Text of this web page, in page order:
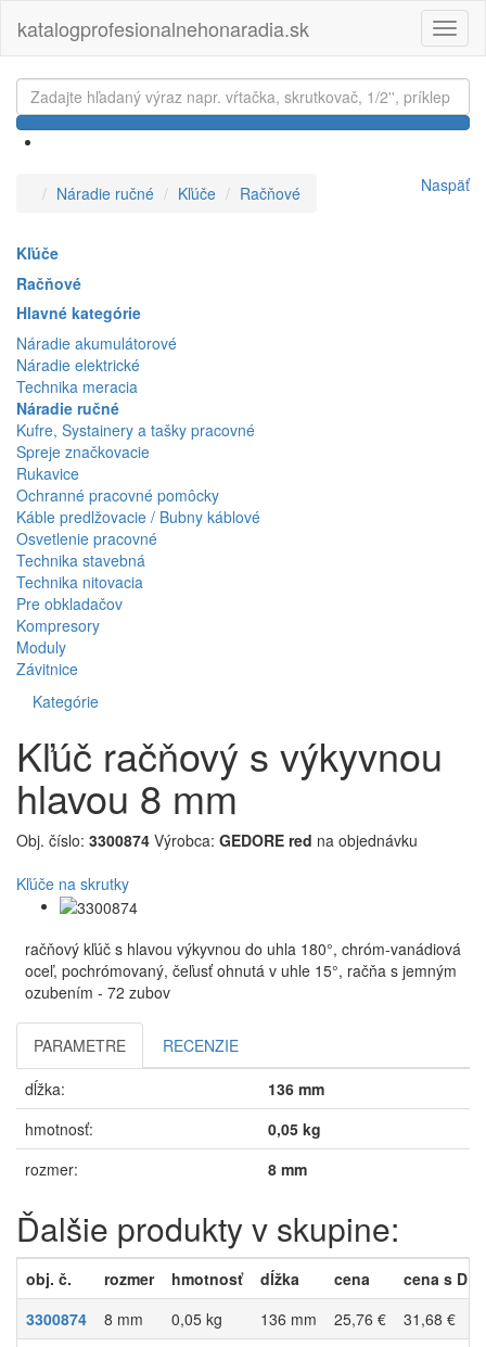
katalogprofesionalnehonaradia.sk
Náradie ručné Kľúče Račňové Naspäť
Kľúče
Račňové
Hlavné kategórie
Náradie akumulátorové
Náradie elektrické
Technika meracia
Náradie ručné
Kufre, Systainery a tašky pracovné
Spreje značkovacie
Rukavice
Ochranné pracovné pomôcky
Káble predlžovacie / Bubny káblové
Osvetlenie pracovné
Technika stavebná
Technika nitovacia
Pre obkladačov
Kompresory
Moduly
Závitnice
Kategórie
Kľúč račňový s výkyvnou
hlavou 8 mm
Obj. číslo: 3300874 Výrobca: GEDORE red na objednávku
Kľúče na skrutky
račňový kľúč s hlavou výkyvnou do uhla 180°, chróm-vanádiová
oceľ, pochrómovaný, čeľusť ohnutá v uhle 15°, račňa s jemným
ozubením - 72 zubov
PARAMETRE
RECENZIE
dĺžka:
136 mm
hmotnosť:
0,05 kg
rozmer:
8 mm
Ďalšie produkty v skupine:
obj. č. rozmer hmotnosť dĺžka cena
cena s
3300874
8 mm 0,05 kg 136 mm 25,76 €
31,68 €